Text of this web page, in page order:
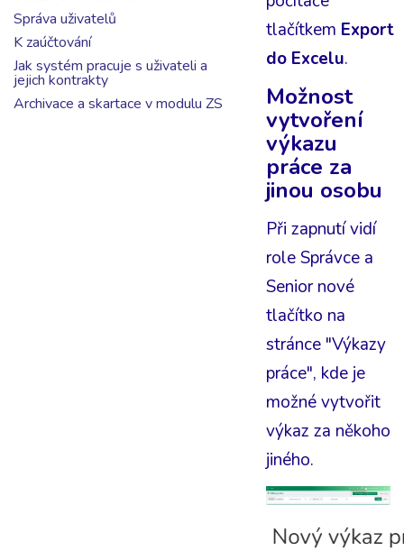
Správa uživatelů
K zaúčtování
Jak systém pracuje s uživateli a
jejich kontrakty
Archivace a skartace v modulu ZS
tlačítkem Export
do Excelu.
Možnost
vytvoření
výkazu
práce za
jinou osobu
Při zapnutí vidí
role Správce a
Senior nové
tlačítko na
stránce "Výkazy
práce", kde je
možné vytvořit
výkaz za někoho
jiného.